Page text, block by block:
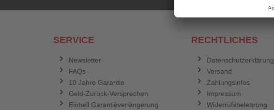
SERVICE
Newsletter
FAQs
10 Jahre Garantie
Geld-Zurück-Versprechen
Einhell Garantieverlängerung
RECHTLICHES
Datenschutzerklärung
Versand
Zahlungsinfos
Impressum
Widerrufsbelehrung